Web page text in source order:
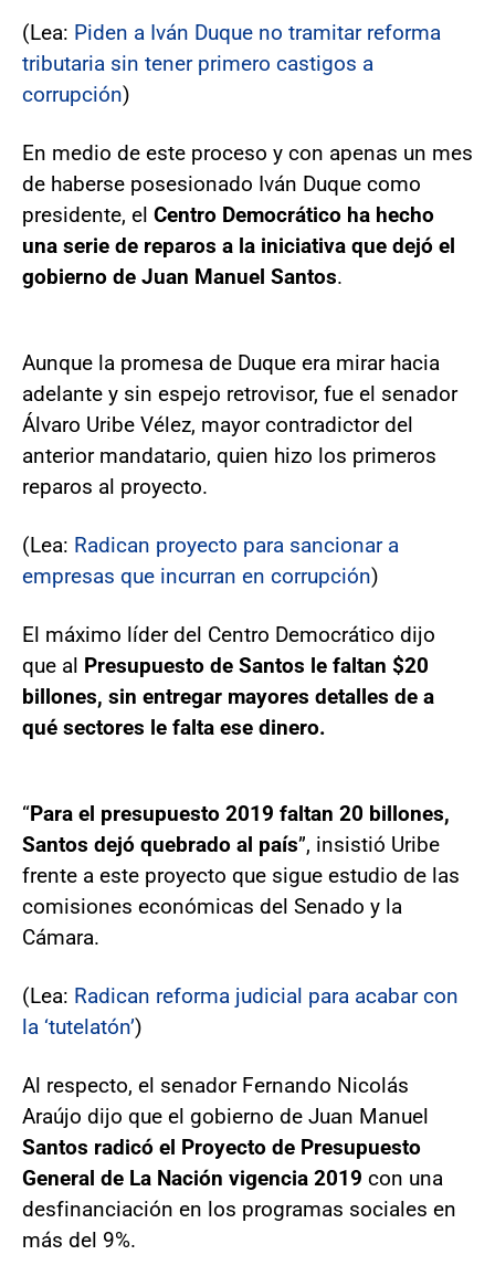
(Lea: Piden a Iván Duque no tramitar reforma
tributaria sin tener primero castigos a
corrupción)
En medio de este proceso y con apenas un mes
de haberse posesionado Iván Duque como
presidente, el Centro Democrático ha hecho
una serie de reparos a la iniciativa que dejó el
gobierno de Juan Manuel Santos.
Aunque la promesa de Duque era mirar hacia
adelante y sin espejo retrovisor, fue el senador
Álvaro Uribe Vélez, mayor contradictor del
anterior mandatario, quien hizo los primeros
reparos al proyecto.
(Lea: Radican proyecto para sancionar a
empresas que incurran en corrupción)
El máximo líder del Centro Democrático dijo
que al Presupuesto de Santos le faltan $20
billones, sin entregar mayores detalles de a
qué sectores le falta ese dinero.
“Para el presupuesto 2019 faltan 20 billones,
Santos dejó quebrado al país”, insistió Uribe
frente a este proyecto que sigue estudio de las
comisiones económicas del Senado y la
Cámara.
(Lea: Radican reforma judicial para acabar con
la ‘tutelatón’)
Al respecto, el senador Fernando Nicolás
Araújo dijo que el gobierno de Juan Manuel
Santos radicó el Proyecto de Presupuesto
General de La Nación vigencia 2019 con una
desfinanciación en los programas sociales en
más del 9%.